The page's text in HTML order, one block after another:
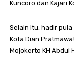
Kuncoro dan Kajari
Selain itu, hadir pula
Kota Dian
Mojokerto KH Abdul